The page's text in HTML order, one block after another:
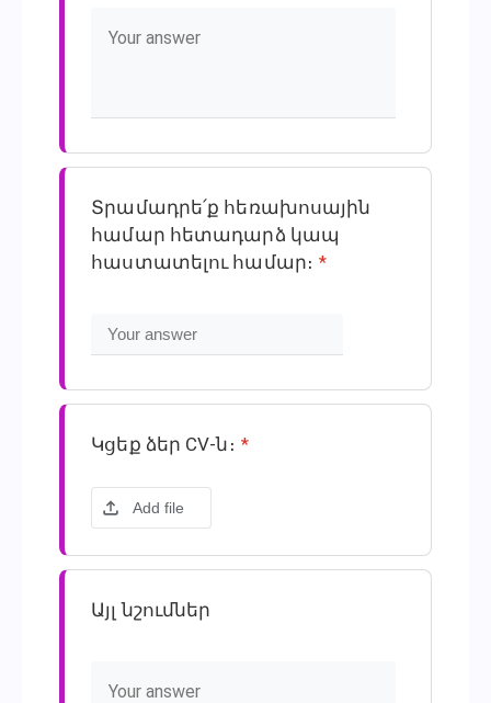
Տրամադրե՛ք հեռախոսային
համար հետադարձ կապ
հաստատելու համար։ *
Կցեք ձեր CV-ն։ *
Add file
Այլ նշումներ